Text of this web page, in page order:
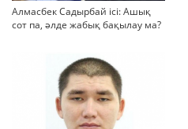
Алмасбек Садырбай ісі: Ашық
сот па, әлде жабық бақылау ма?